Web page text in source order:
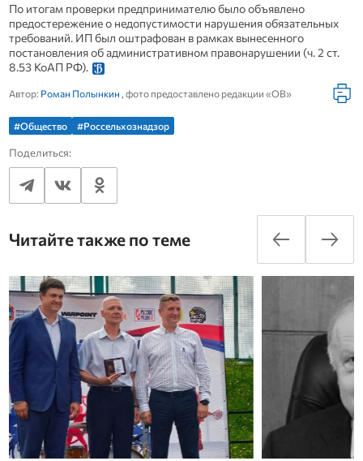
По итогам проверки предпринимателю было объявлено
предостережение о недопустимости нарушения обязательных
требований. ИП был оштрафован в рамках вынесенного
постановления об административном правонарушении (ч. 2 ст.
8.53 КоАП РФ).
Автор: Роман Полынкин , фото предоставлено редакции «ОВ»
#Общество #Россельхознадзор
Поделиться:
Читайте также по теме